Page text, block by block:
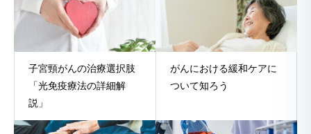
子宮頸がんの治療選択肢
「光免疫療法の詳細解
説」
がんにおける緩和ケアに
ついて知ろう